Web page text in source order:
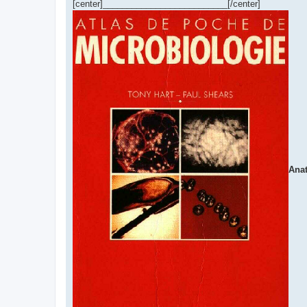
[center]__________________________[/center]